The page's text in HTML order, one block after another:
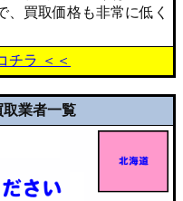
買取価格も非常に低く
チラ ＜＜
業者一覧